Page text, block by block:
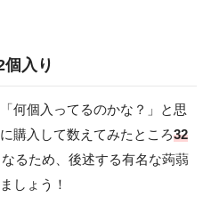
入り
何個入ってるのかな？」と思
購入して数えてみたところ32
るため、後述する有名な蒟蒻
しょう！